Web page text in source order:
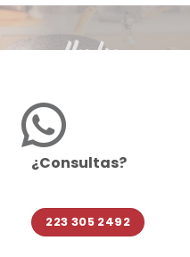
¿Consultas?
223 305 2492